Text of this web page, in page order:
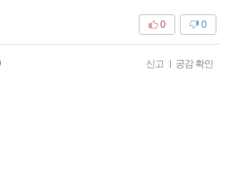
0
0
신고 | 공감 확인